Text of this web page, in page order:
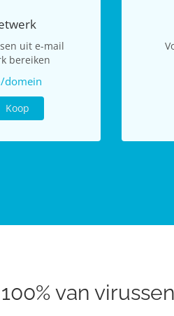
uit e-mail
bereiken
domein
Koop
van